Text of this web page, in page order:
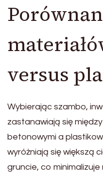
versus
Wybierając szambo,
zastanawiają się
betonowymi a
wyróżniają się większą
gruncie, co minimalizuje